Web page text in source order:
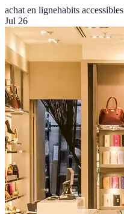
achat en lignehabits accessibles
Jul 26